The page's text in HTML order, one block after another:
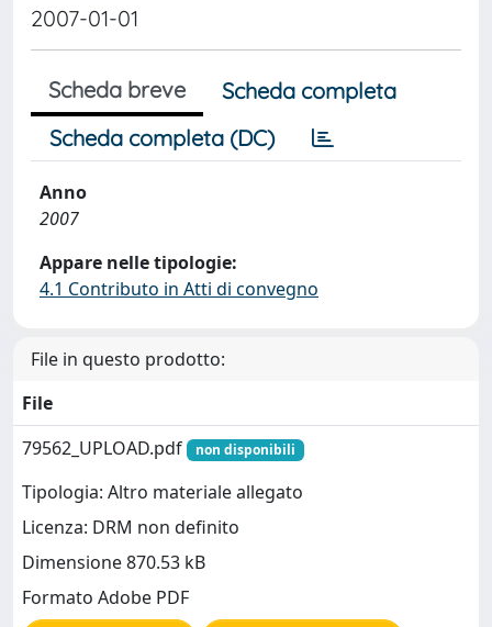
2007-01-01
Scheda breve
Scheda completa
Scheda completa (DC)
Anno
2007
Appare nelle tipologie:
4.1 Contributo in Atti di convegno
File in questo prodotto:
File
79562_UPLOAD.pdf
non disponibili
Tipologia: Altro materiale allegato
Licenza: DRM non definito
Dimensione 870.53 kB
Formato Adobe PDF